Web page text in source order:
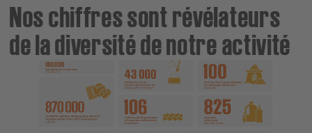
Nos chiffres sont révélateurs
de la diversité de notre activité